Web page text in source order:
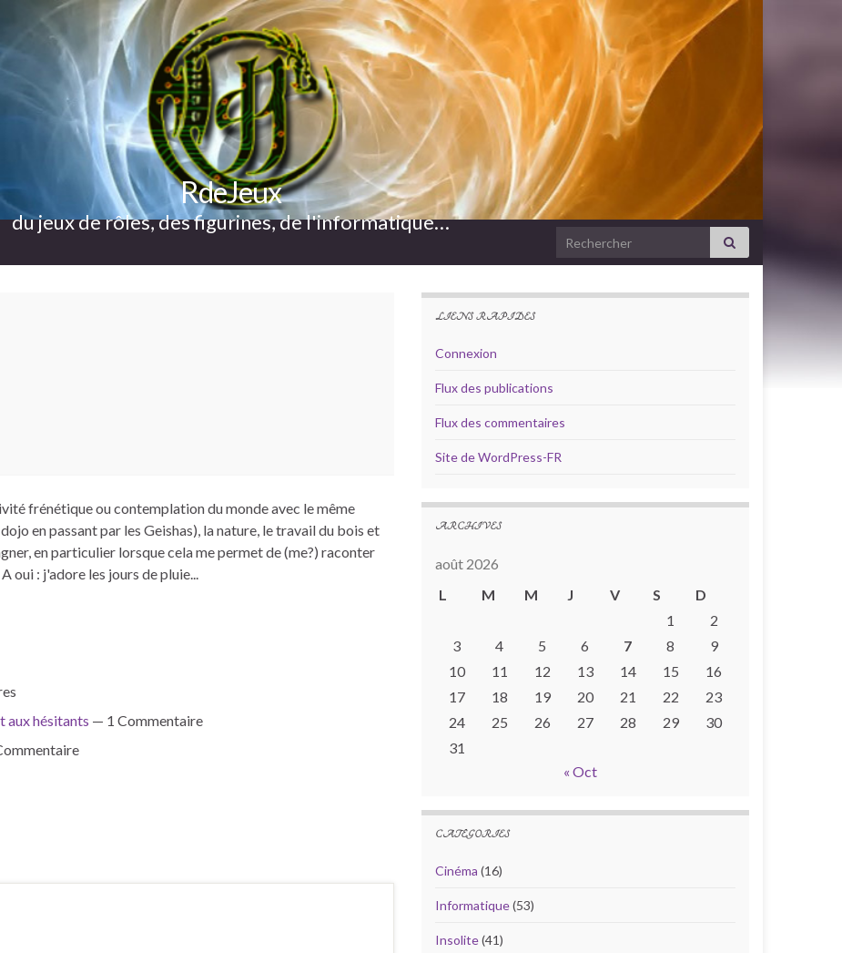
RdeJeux
du jeux de rôles, des figurines, de l'informatique…
Search for:
frénétique ou contemplation du monde avec le même
en passant par les Geishas), la nature, le travail du bois et
en particulier lorsque cela me permet de (me?) raconter
oui : j'adore les jours de pluie...
aux hésitants — 1 Commentaire
LIENS RAPIDES
Connexion
Flux des publications
Flux des commentaires
Site de WordPress-FR
ARCHIVES
août 2026
L
M M J V S
D
1
2
3
4 5 6 7 8
9
10
11 12 13 14 15
16
17
18 19 20 21 22
23
24
25 26 27 28 29
30
31
« Oct
CATÉGORIES
Cinéma (16)
Informatique(53)
Insolite(41)